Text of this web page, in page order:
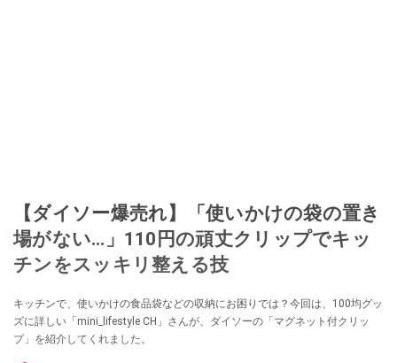
【ダイソー爆売れ】「使いかけの袋の置き
場がない…」110円の頑丈クリップでキッ
チンをスッキリ整える技
キッチンで、使いかけの食品袋などの収納にお困りでは？今回は、100均グッ
ズに詳しい「mini_lifestyle CH」さんが、ダイソーの「マグネット付クリッ
プ」を紹介してくれました。